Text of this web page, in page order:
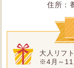
住所：
大人リフ
※4月～11